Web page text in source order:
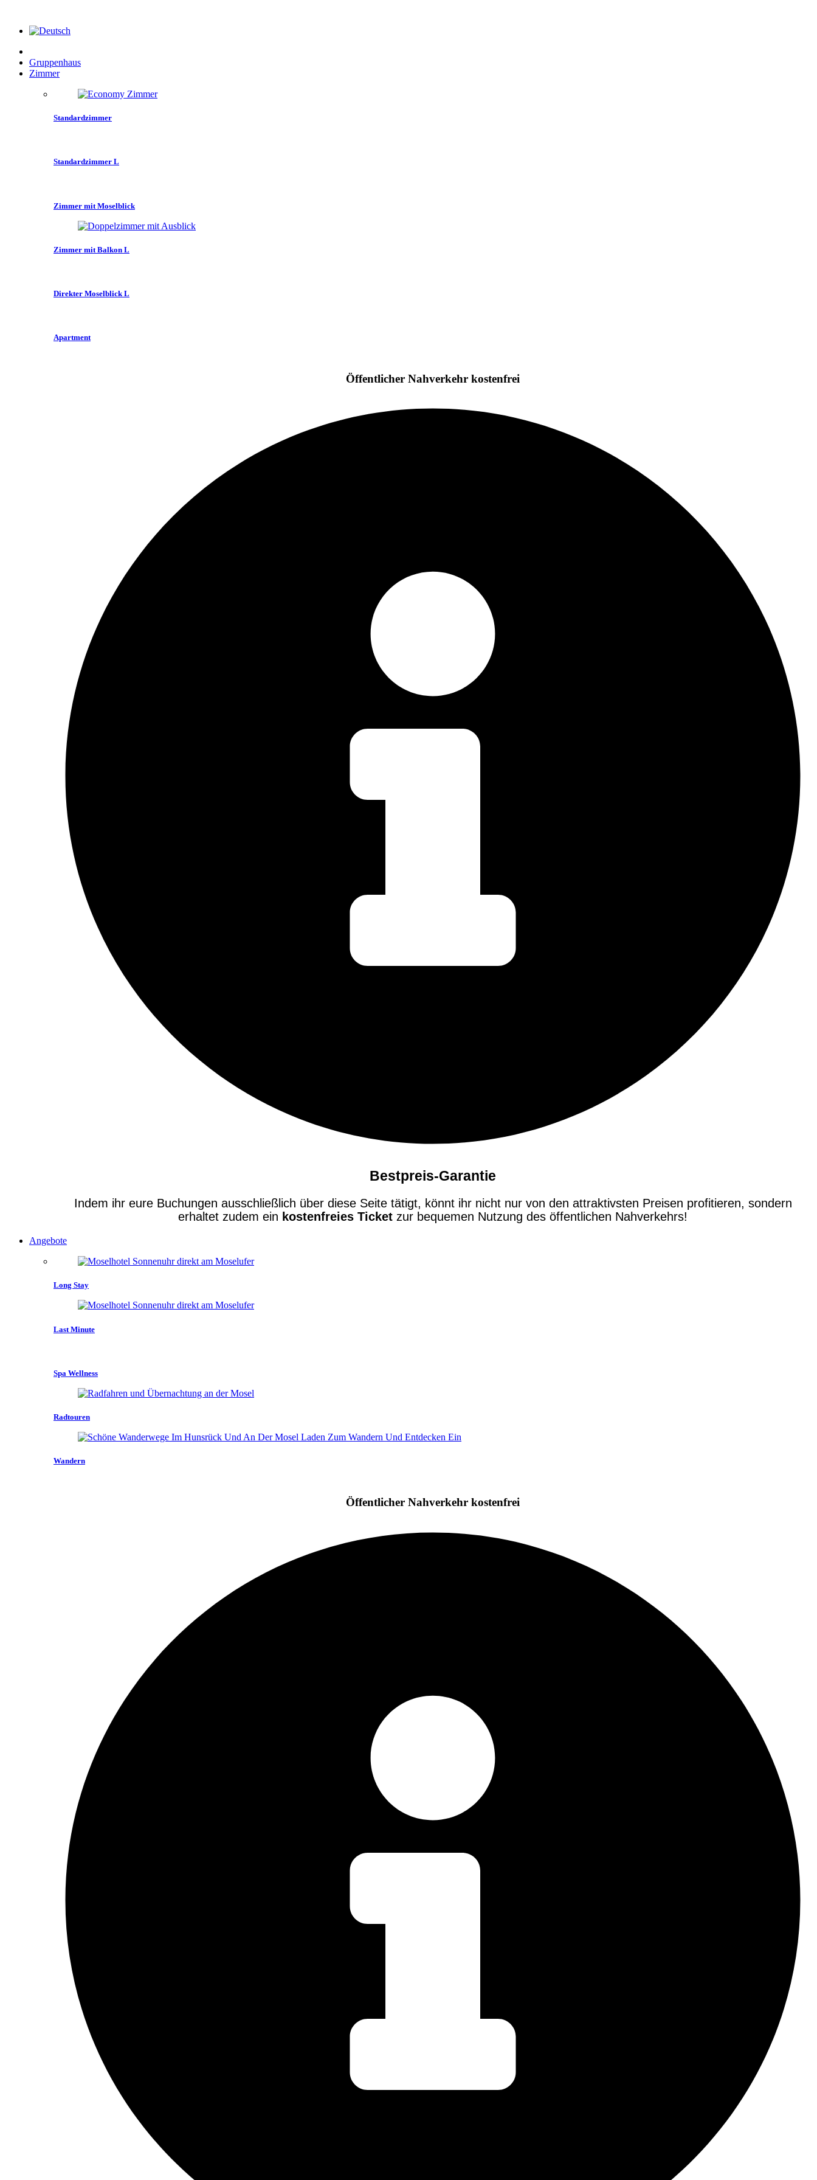
Gruppenhaus
Zimmer
Standardzimmer
Standardzimmer L
Zimmer mit Moselblick
Zimmer mit Balkon L
Direkter Moselblick L
Apartment
Öffentlicher Nahverkehr kostenfrei
Bestpreis-Garantie
Indem ihr eure Buchungen ausschließlich über diese Seite tätigt, könnt ihr nicht nur von den attraktivsten Preisen profitieren, sondern
erhaltet zudem ein kostenfreies Ticket zur bequemen Nutzung des öffentlichen Nahverkehrs!
Angebote
Long Stay
Last Minute
Spa Wellness
Radtouren
Wandern
Öffentlicher Nahverkehr kostenfrei